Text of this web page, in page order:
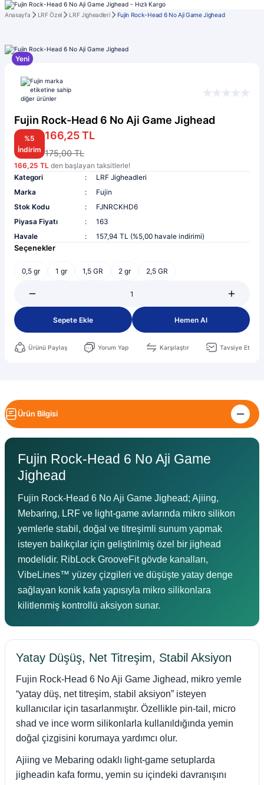
Anasayfa LRF Özel LRF Jigheadleri Fujin Rock-Head 6 No Aji Game Jighead
Yeni
Fujin Rock-Head 6 No Aji Game Jighead
%5
İndirim
166,25 TL
175,00 TL
166,25 TL den başlayan taksitlerle!
Kategori
LRF Jigheadleri
Marka
Fujin
Stok Kodu
FJNRCKHD6
Piyasa Fiyatı
163
Havale
157,94 TL (%5,00 havale indirimi)
Seçenekler
0,5 gr 1 gr 1,5 GR 2 gr 2,5 GR
Sepete Ekle Hemen Al
Ürünü Paylaş Yorum Yap Karşılaştır Tavsiye Et
Ürün Bilgisi
Fujin Rock-Head 6 No Aji Game
Jighead
Fujin Rock-Head 6 No Aji Game Jighead; Ajiing,
Mebaring, LRF ve light-game avlarında mikro silikon
yemlerle stabil, doğal ve titreşimli sunum yapmak
isteyen balıkçılar için geliştirilmiş özel bir jighead
modelidir. RibLock GrooveFit gövde kanalları,
VibeLines™ yüzey çizgileri ve düşüşte yatay denge
sağlayan konik kafa yapısıyla mikro silikonlara
kilitlenmiş kontrollü aksiyon sunar.
Yatay Düşüş, Net Titreşim, Stabil Aksiyon
Fujin Rock-Head 6 No Aji Game Jighead, mikro yemle
“yatay düş, net titreşim, stabil aksiyon” isteyen
kullanıcılar için tasarlanmıştır. Özellikle pin-tail, micro
shad ve ince worm silikonlarla kullanıldığında yemin
doğal çizgisini korumaya yardımcı olur.
Ajiing ve Mebaring odaklı light-game setuplarda
jigheadin kafa formu, yemin su içindeki davranışını